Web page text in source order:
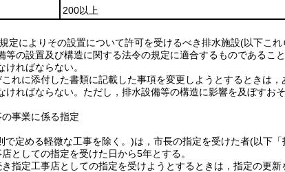
200以上
定によりその設置について許可を受けるべき排水施設(以下これ
等の設置及び構造に関する法令の規定に適合するものであるこ
ればならない。
れに添付した書類に記載した事項を変更しようとするときは
ればならない。 ただし，排水設備等の構造に影響を及ぼすお
事業に係る指定
で定める軽微な工事を除く。)は，市長の指定を受けた者(以下「
としての指定を受けた日から5年とする。
指定工事店としての指定を受けようとするときは，指定の更新